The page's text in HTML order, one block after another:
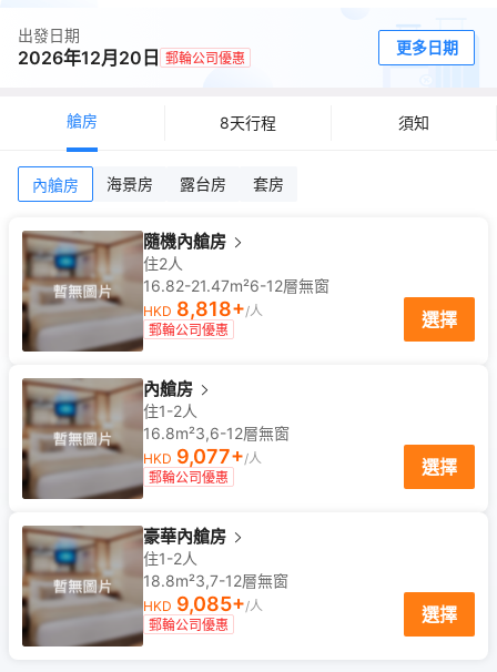
出發日期
2026年12月20日 郵輪公司優惠
更多日期
艙房 8天行程 須知
內艙房 海景房 露台房 套房
隨機內艙房
住2人
16.82-21.47m²6-12層無窗
HKD 8,818+/人
郵輪公司優惠
選擇
內艙房
住1-2人
16.8m²3,6-12層無窗
HKD 9,077+/人
郵輪公司優惠
選擇
豪華內艙房
住1-2人
18.8m²3,7-12層無窗
HKD 9,085+/人
郵輪公司優惠
選擇